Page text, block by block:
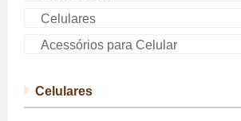
Celulares
Acessórios para Celular
Celulares